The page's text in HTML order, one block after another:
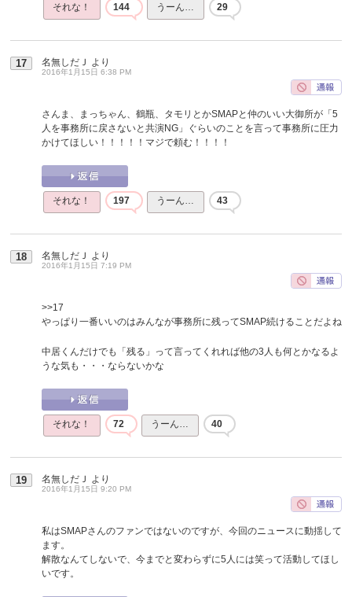
それな！ 144 うーん… 29
17 名無しだＪ より
2016年1月15日 6:38 PM
さんま、まっちゃん、鶴瓶、タモリとかSMAPと仲のいい大御所が「5
人を事務所に戻さないと共演NG」ぐらいのことを言って事務所に圧力
かけてほしい！！！！！マジで頼む！！！！
それな！ 197 うーん… 43
18 名無しだＪ より
2016年1月15日 7:19 PM
>>17
やっぱり一番いいのはみんなが事務所に残ってSMAP続けることだよね
中居くんだけでも「残る」って言ってくれれば他の3人も何とかなるよ
うな気も・・・ならないかな
それな！ 72 うーん… 40
19 名無しだＪ より
2016年1月15日 9:20 PM
私はSMAPさんのファンではないのですが、今回のニュースに動揺して
ます。
解散なんてしないで、今までと変わらずに5人には笑って活動してほし
いです。